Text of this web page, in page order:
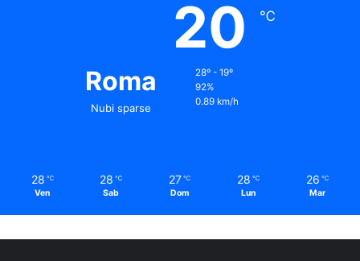
Roma
Nubi sparse
20 ℃
28º - 19º
92%
0.89 km/h
28 ℃
Ven
28 ℃
Sab
27 ℃
Dom
28 ℃
Lun
26 ℃
Mar